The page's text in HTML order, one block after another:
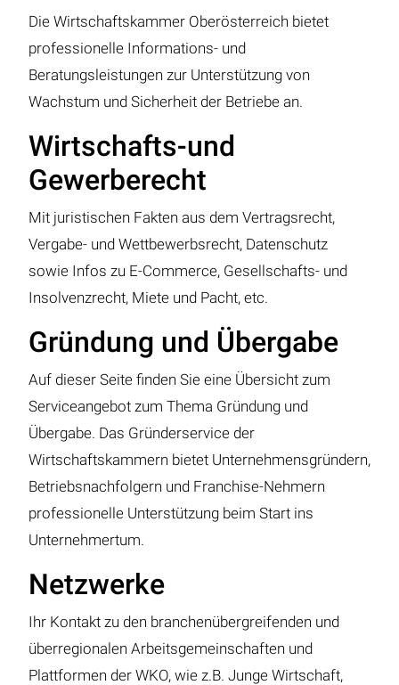
Die Wirtschaftskammer Oberösterreich bietet
professionelle Informations- und
Beratungsleistungen zur Unterstützung von
Wachstum und Sicherheit der Betriebe an.
Wirtschafts-und
Gewerberecht
Mit juristischen Fakten aus dem Vertragsrecht,
Vergabe- und Wettbewerbsrecht, Datenschutz
sowie Infos zu E-Commerce, Gesellschafts- und
Insolvenzrecht, Miete und Pacht, etc.
Gründung und Übergabe
Auf dieser Seite finden Sie eine Übersicht zum
Serviceangebot zum Thema Gründung und
Übergabe. Das Gründerservice der
Wirtschaftskammern bietet Unternehmensgründern,
Betriebsnachfolgern und Franchise-Nehmern
professionelle Unterstützung beim Start ins
Unternehmertum.
Netzwerke
Ihr Kontakt zu den branchenübergreifenden und
überregionalen Arbeitsgemeinschaften und
Plattformen der WKO, wie z.B. Junge Wirtschaft,